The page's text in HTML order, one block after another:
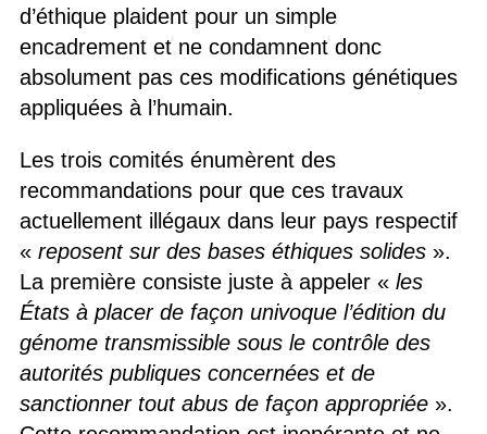
d’éthique plaident pour un simple
encadrement et ne condamnent donc
absolument pas ces modifications génétiques
appliquées à l’humain.
Les trois comités énumèrent des
recommandations pour que ces travaux
actuellement illégaux dans leur pays respectif
« reposent sur des bases éthiques solides».
La première consiste juste à appeler « les
États à placer de façon univoque l’édition du
génome transmissible sous le contrôle des
autorités publiques concernées et de
sanctionner tout abus de façon appropriée».